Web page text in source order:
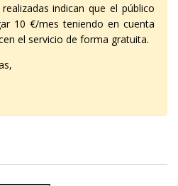
indican que el público
10 €/mes teniendo en cuenta
el servicio de forma gratuita.